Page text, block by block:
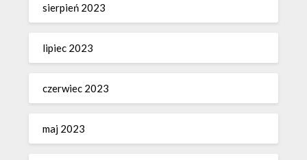
sierpień 2023
lipiec 2023
czerwiec 2023
maj 2023